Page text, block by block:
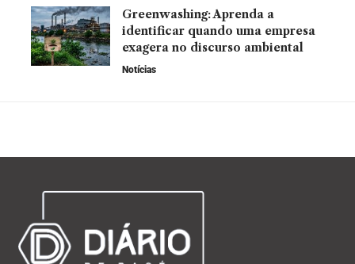
Greenwashing: Aprenda a
identificar quando uma empresa
exagera no discurso ambiental
Notícias